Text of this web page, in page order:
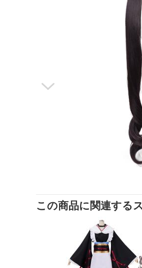

この商品に関連する